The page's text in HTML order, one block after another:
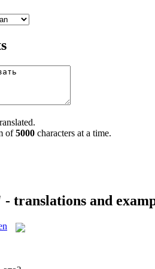
of5000 characters at a time.
translations and